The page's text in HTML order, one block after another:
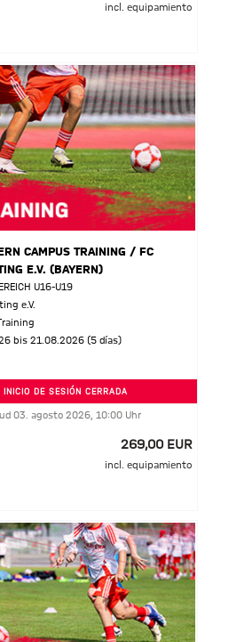
incl. equipamiento
CAMPUS TRAINING / FC
E.V. (BAYERN)
U16-U19
e.V.
bis 21.08.2026 (5 días)
INICIO DE SESIÓN CERRADA
03. agosto 2026, 10:00 Uhr
269,00 EUR
incl. equipamiento